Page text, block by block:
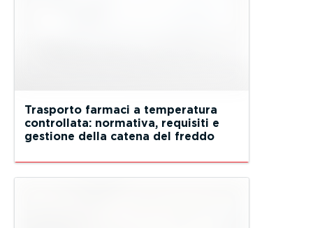
Trasporto farmaci a temperatura
controllata: normativa, requisiti e
gestione della catena del freddo